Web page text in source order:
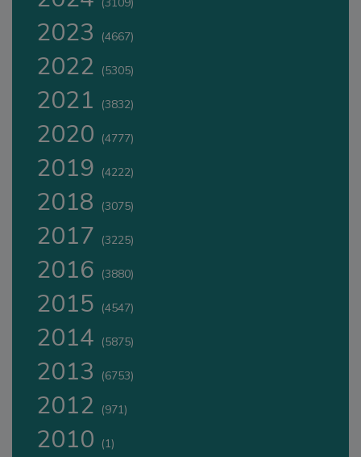
2023 (4667)
2022 (5305)
2021 (3832)
2020 (4777)
2019 (4222)
2018 (3075)
2017 (3225)
2016 (3880)
2015 (4547)
2014 (5875)
2013 (6753)
2012 (971)
2010 (1)